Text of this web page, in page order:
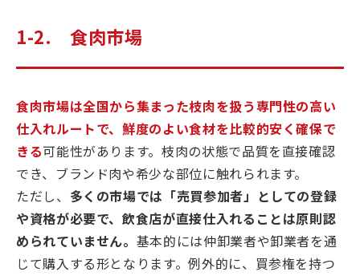
1-2. 食肉市場
食肉市場は全国から集まった枝肉を扱う専門性の高い
仕入れルートで、鮮度のよい食材を比較的安く確保で
きる可能性があります。枝肉の状態で品質を直接確認
でき、ブランド肉や希少な部位に触れられます。
ただし、 多くの市場では「売買参加者」としての登録
や資格が必要で、飲食店が直接仕入れることは原則認
められていません。 基本的には仲卸業者や卸業者を通
じて購入する形となります。例外的に、買参権を持つ